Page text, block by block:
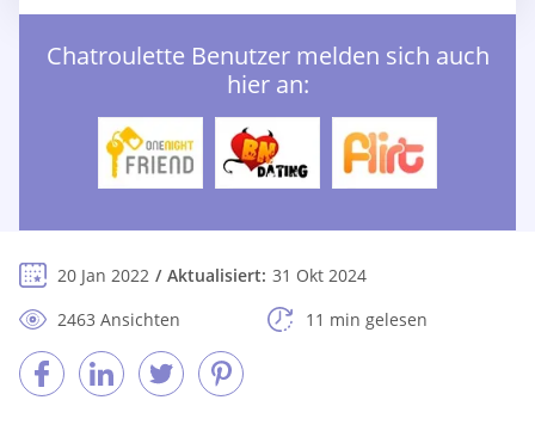
Chatroulette Benutzer melden sich auch
hier an:
20 Jan 2022 Aktualisiert: 31 Okt 2024
2463 Ansichten
11 min gelesen